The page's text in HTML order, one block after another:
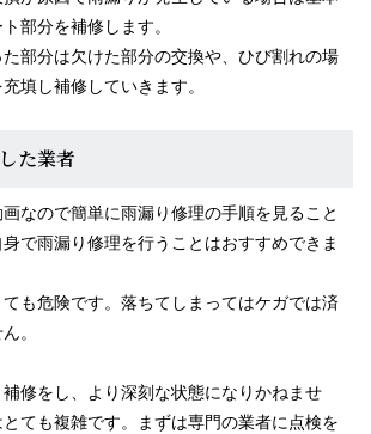
部分を補修します。
部分は欠けた部分の交換や、ひび割れの場
填し補修していきます。
た業者
なので簡単に雨漏り修理の手順を見ること
で雨漏り修理を行うことはおすすめできま
も危険です。落ちてしまってはケガでは済
。
修をし、より深刻な状態になりかねませ
ても複雑です。まずは専門の業者に点検を